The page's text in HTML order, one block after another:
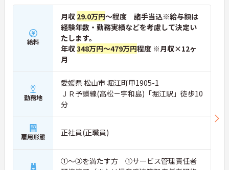
給料
月収 29.0万円～程度 諸手当込※給与額は
経験年数・勤務実績などを考慮して決定い
たします。
年収348万円～479万円程度 ※月収×12ヶ
月
勤務地
愛媛県 松山市 堀江町甲1905-1
ＪＲ予讃線(高松－宇和島)「堀江駅」徒歩10
分
雇用形態 正社員(正職員)
①～③を満たす方 ①サービス管理責任者